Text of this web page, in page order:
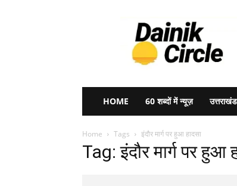
HOME 60 शब्दों में न्यूज़ उत्तराखंड
Home Tags इंदौर मार्ग पर हुआ हादसा
Tag: इंदौर मार्ग पर हुआ